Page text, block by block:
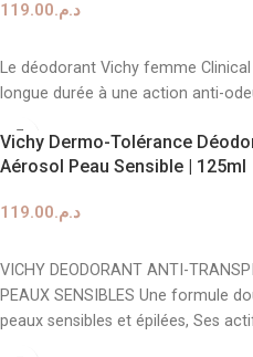
د.م.119.00
Le déodorant Vichy femme
longue durée à une action anti-
Vichy Dermo-Tolérance
Aérosol Peau Sensible | 125ml
د.م.119.00
VICHY DEODORANT ANTI-
PEAUX SENSIBLES Une formule
peaux sensibles et épilées, Ses